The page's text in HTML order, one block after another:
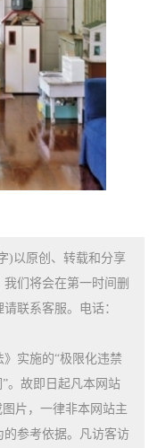
)以原创、转载和分享
们将会在第一时间删
联系客服。电话：
实施的“极限化违禁
。故即日起凡本网站
片，一律非本网站主
参考依据。凡访客访